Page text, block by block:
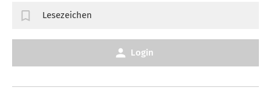
Lesezeichen
Login